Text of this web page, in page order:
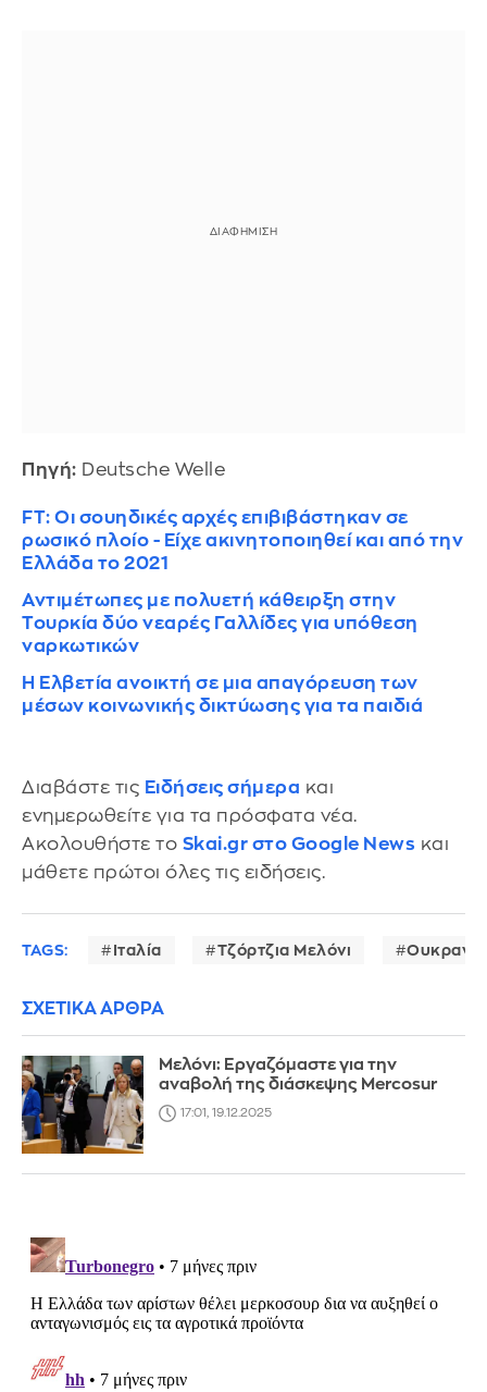
Πηγή: Deutsche Welle
FT: Οι σουηδικές αρχές επιβιβάστηκαν σε
ρωσικό πλοίο - Είχε ακινητοποιηθεί και από την
Ελλάδα το 2021
Αντιμέτωπες με πολυετή κάθειρξη στην
Τουρκία δύο νεαρές Γαλλίδες για υπόθεση
ναρκωτικών
Η Ελβετία ανοικτή σε μια απαγόρευση των
μέσων κοινωνικής δικτύωσης για τα παιδιά
Διαβάστε τις Ειδήσεις σήμερα και
ενημερωθείτε για τα πρόσφατα νέα.
Ακολουθήστε το Skai.gr στο Google News και
μάθετε πρώτοι όλες τις ειδήσεις.
TAGS: Ιταλία Τζόρτζια Μελόνι Ουκρανία
ΣΧΕΤΙΚΑ ΑΡΘΡΑ
Μελόνι: Eργαζόμαστε για την
αναβολή της διάσκεψης Mercosur
17:01, 19.12.2025